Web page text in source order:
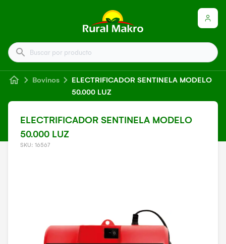
Buscar por producto
Bovinos
ELECTRIFICADOR SENTINELA MODELO
50.000 LUZ
ELECTRIFICADOR SENTINELA MODELO
50.000 LUZ
SKU: 16567